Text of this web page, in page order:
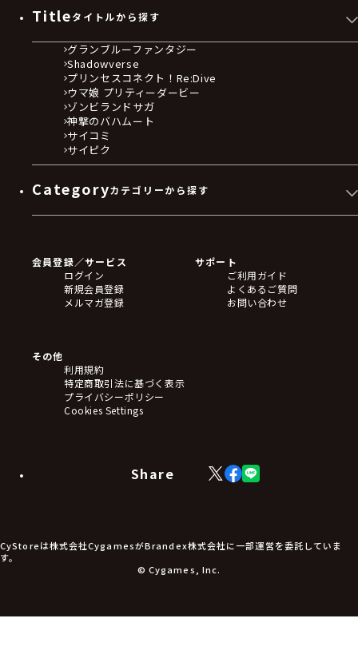
Titleタイトルから探す
グランブルーファンタジー
Shadowverse
プリンセスコネクト！Re:Dive
ウマ娘 プリティーダービー
ゾンビランドサガ
神撃のバハムート
サイコミ
サイピク
Categoryカテゴリーから探す
フィギュア
アクリルスタンド
バッジ
キーホルダー・ストラップ
ステッカー・シール・カード
タペストリー・ポスター
アームサポーター
ブレードホルダー
食品・飲料品
アパレル小物
アクセサリー
会員登録／サービス
ログイン
新規会員登録
メルマガ登録
サポート
ご利用ガイド
よくあるご質問
お問い合わせ
その他
利用規約
特定商取引法に基づく表示
プライバシーポリシー
Cookies Settings
Share
X
(Twitter)
Facebook
LINE
CyStoreは株式会社CygamesがBrandex株式会社に一部運営を委託していま
す。
© Cygames, Inc.